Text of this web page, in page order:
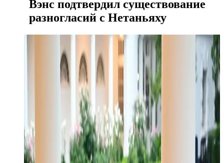
Вэнс подтвердил существование
разногласий с Нетаньяху